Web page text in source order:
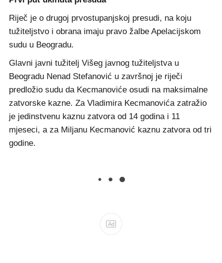
Riječ je o drugoj prvostupanjskoj presudi, na koju
tužiteljstvo i obrana imaju pravo žalbe Apelacijskom
sudu u Beogradu.
Glavni javni tužitelj Višeg javnog tužiteljstva u
Beogradu Nenad Stefanović u završnoj je riječi
predložio sudu da Kecmanoviće osudi na maksimalne
zatvorske kazne. Za Vladimira Kecmanovića zatražio
je jedinstvenu kaznu zatvora od 14 godina i 11
mjeseci, a za Miljanu Kecmanović kaznu zatvora od tri
godine.
Ad